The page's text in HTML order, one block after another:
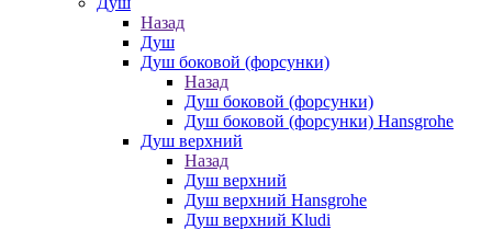
Назад
Душ
Душ боковой (форсунки)
Назад
Душ боковой (форсунки)
Душ боковой (форсунки) Hansgrohe
Душ верхний
Назад
Душ верхний
Душ верхний Hansgrohe
Душ верхний Kludi